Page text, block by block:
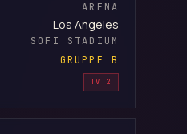
ARENA
Los Angeles
SOFI STADIUM
GRUPPE B
TV 2